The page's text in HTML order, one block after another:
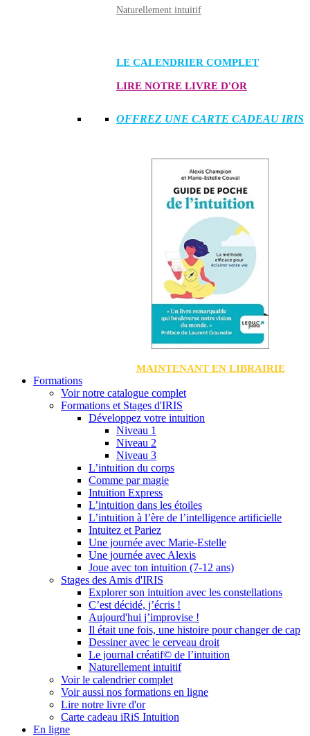
Naturellement intuitif
LE CALENDRIER COMPLET
LIRE NOTRE LIVRE D'OR
OFFREZ UNE CARTE CADEAU IRIS
MAINTENANT EN LIBRAIRIE
Formations
Voir notre catalogue complet
Formations et Stages d'IRIS
Développez votre intuition
Niveau 1
Niveau 2
Niveau 3
L’intuition du corps
Comme par magie
Intuition Express
L’intuition dans les étoiles
L’intuition à l’ère de l’intelligence artificielle
Intuitez et Pariez
Une journée avec Marie-Estelle
Une journée avec Alexis
Joue avec ton intuition (7-12 ans)
Stages des Amis d'IRIS
Explorer son intuition avec les constellations
C’est décidé, j’écris !
Aujourd'hui j’improvise !
Il était une fois, une histoire pour changer de cap
Dessiner avec le cerveau droit
Le journal créatif© de l’intuition
Naturellement intuitif
Voir le calendrier complet
Voir aussi nos formations en ligne
Lire notre livre d'or
Carte cadeau iRiS Intuition
En ligne